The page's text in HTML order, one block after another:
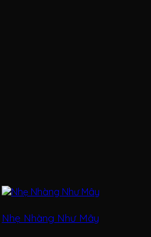
Nhẹ Nhàng Như Mây